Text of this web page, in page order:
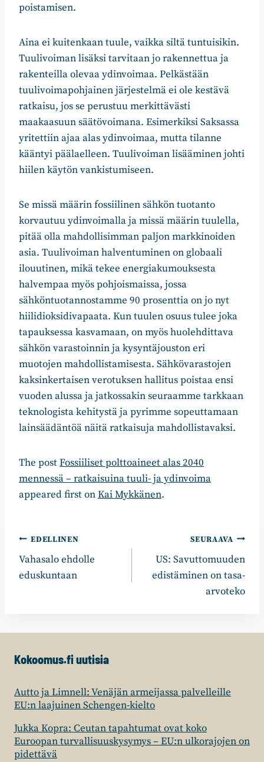
poistamisen.
Aina ei kuitenkaan tuule, vaikka siltä tuntuisikin.
Tuulivoiman lisäksi tarvitaan jo rakennettua ja
rakenteilla olevaa ydinvoimaa. Pelkästään
tuulivoimapohjainen järjestelmä ei ole kestävä
ratkaisu, jos se perustuu merkittävästi
maakaasuun säätövoimana. Esimerkiksi Saksassa
yritettiin ajaa alas ydinvoimaa, mutta tilanne
kääntyi päälaelleen. Tuulivoiman lisääminen johti
hiilen käytön vankistumiseen.
Se missä määrin fossiilinen sähkön tuotanto
korvautuu ydinvoimalla ja missä määrin tuulella,
pitää olla mahdollisimman paljon markkinoiden
asia. Tuulivoiman halventuminen on globaali
ilouutinen, mikä tekee energiakumouksesta
halvempaa myös pohjoismaissa, jossa
sähköntuotannostamme 90 prosenttia on jo nyt
hiilidioksidivapaata. Kun tuulen osuus tulee joka
tapauksessa kasvamaan, on myös huolehdittava
sähkön varastoinnin ja kysyntäjouston eri
muotojen mahdollistamisesta. Sähkövarastojen
kaksinkertaisen verotuksen hallitus poistaa ensi
vuoden alussa ja jatkossakin seuraamme tarkkaan
teknologista kehitystä ja pyrimme sopeuttamaan
lainsäädäntöä näitä ratkaisuja mahdollistavaksi.
The postFossiiliset polttoaineet alas 2040
mennessä – ratkaisuina tuuli- ja ydinvoima
appeared first onKai Mykkänen.
Artikkelien
selaus
EDELLINEN
Vahasalo ehdolle
eduskuntaan
SEURAAVA
US: Savuttomuuden
edistäminen on tasa-
arvoteko
Kokoomus.fi uutisia
Autto ja Limnell: Venäjän armeijassa palvelleille
EU:n laajuinen Schengen-kielto
Jukka Kopra: Ceutan tapahtumat ovat koko
Euroopan turvallisuuskysymys – EU:n ulkorajojen on
pidettävä